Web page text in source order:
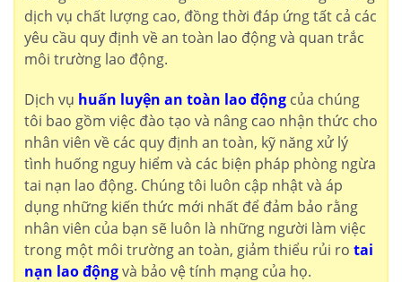
dịch vụ chất lượng cao, đồng thời đáp ứng tất cả các
yêu cầu quy định về an toàn lao động và quan trắc
môi trường lao động.
Dịch vụ huấn luyện an toàn lao động của chúng
tôi bao gồm việc đào tạo và nâng cao nhận thức cho
nhân viên về các quy định an toàn, kỹ năng xử lý
tình huống nguy hiểm và các biện pháp phòng ngừa
tai nạn lao động. Chúng tôi luôn cập nhật và áp
dụng những kiến thức mới nhất để đảm bảo rằng
nhân viên của bạn sẽ luôn là những người làm việc
trong một môi trường an toàn, giảm thiểu rủi ro tai
nạn lao độngvà bảo vệ tính mạng của họ.